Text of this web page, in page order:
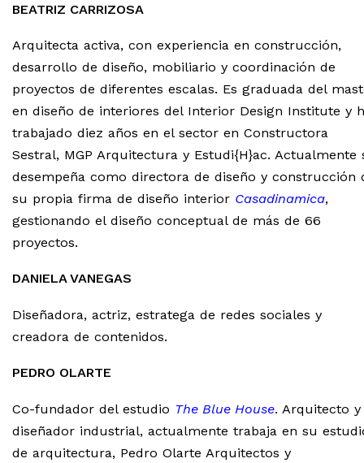
BEATRIZ CARRIZOSA
Arquitecta activa, con experiencia en construcción,
desarrollo de diseño, mobiliario y coordinación de
proyectos de diferentes escalas. Es graduada del
en diseño de interiores del Interior Design Institute y
trabajado diez años en el sector en Constructora
Sestral, MGP Arquitectura y Estudi{H}ac. Actualmente
desempeña como directora de diseño y construcción
su propia firma de diseño interior Casadinamica,
gestionando el diseño conceptual de más de 66
proyectos.
DANIELA VANEGAS
Diseñadora, actriz, estratega de redes sociales y
creadora de contenidos.
PEDRO OLARTE
Co-fundador del estudio The Blue House. Arquitecto y
diseñador industrial, actualmente trabaja en su
de arquitectura, Pedro Olarte Arquitectos y